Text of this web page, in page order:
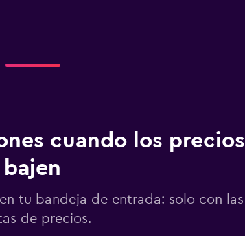
cuando los precios
bajen
tu bandeja de entrada: solo con las
de precios.